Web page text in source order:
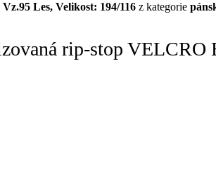
Les, Velikost: 194/116 z kategorie
rip-stop VELCRO